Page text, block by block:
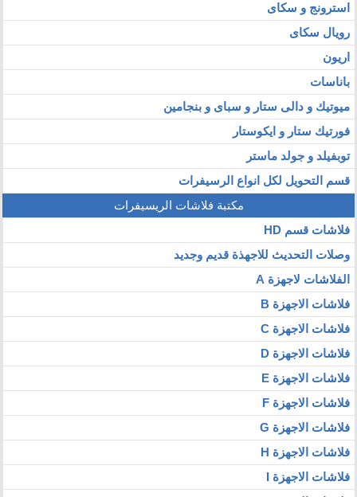
استرونج و سكاى
رويال سكاى
اريون
باناسات
ميوتيك و دالى ستار و سباى و بنجامين
فورتيك ستار و ايكوستار
توبفيلد و جولد ماستر
قسم التحويل لكل انواع الرسيفرات
مكتبة فلاشات الريسيفرات
فلاشات قسم HD
وصلات التحديث للاجهذة قديم وجديد
الفلاشات لاجهزة A
فلاشات الاجهزة B
فلاشات الاجهزة C
فلاشات الاجهزة D
فلاشات الاجهزة E
فلاشات الاجهزة F
فلاشات الاجهزة G
فلاشات الاجهزة H
فلاشات الاجهزة I